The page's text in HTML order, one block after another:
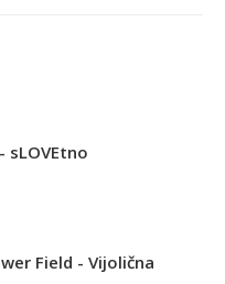
sLOVEtno
Field - Vijolična